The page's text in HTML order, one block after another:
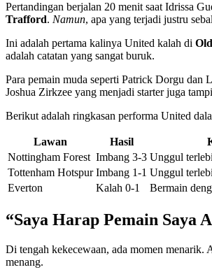
Pertandingan berjalan 20 menit saat Idrissa
Trafford. Namun, apa yang terjadi justru
Ini adalah pertama kalinya United kalah di
adalah catatan yang sangat buruk.
Para pemain muda seperti Patrick Dorgu dan
Joshua Zirkzee yang menjadi starter juga
Berikut adalah ringkasan performa United
Lawan Hasil
Nottingham Forest Imbang 3-3 Unggul
Tottenham Hotspur Imbang 1-1 Unggul
Everton
Kalah 0-1 Bermain
“Saya Harap Pemain Saya
Di tengah kekecewaan, ada momen menarik.
menang.